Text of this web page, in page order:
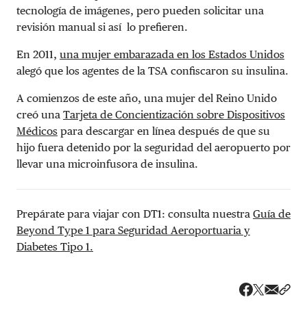
tecnología de imágenes, pero pueden solicitar una
revisión manual si así lo prefieren.
En 2011, una mujer embarazada en los Estados Unidos
alegó que los agentes de la TSA confiscaron su insulina.
A comienzos de este año, una mujer del Reino Unido
creó una Tarjeta de Concientización sobre Dispositivos
Médicos para descargar en línea después de que su
hijo fuera detenido por la seguridad del aeropuerto por
llevar una microinfusora de insulina.
Prepárate para viajar con DT1: consulta nuestra Guía de
Beyond Type 1 para Seguridad Aeroportuaria y
Diabetes Tipo 1.